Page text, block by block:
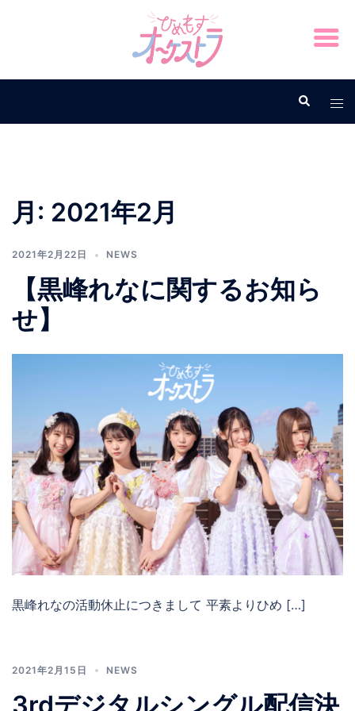
月: 2021年2月
2021年2月22日 NEWS
【黒峰れなに関するお知ら
せ】
黒峰れなの活動休止につきまして 平素よりひめ […]
2021年2月15日 NEWS
3rdデジタルシングル配信決